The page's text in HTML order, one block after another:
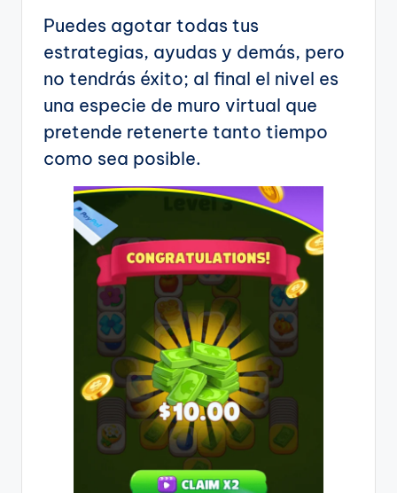
Puedes agotar todas tus
estrategias, ayudas y demás, pero
no tendrás éxito; al final el nivel es
una especie de muro virtual que
pretende retenerte tanto tiempo
como sea posible.